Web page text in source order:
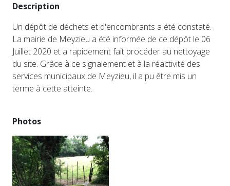
Description
Un dépôt de déchets et d'encombrants a été constaté.
La mairie de Meyzieu a été informée de ce dépôt le 06
Juillet 2020 et a rapidement fait procéder au nettoyage
du site. Grâce à ce signalement et à la réactivité des
services municipaux de Meyzieu, il a pu être mis un
terme à cette atteinte.
Photos